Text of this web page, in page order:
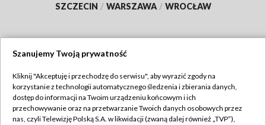
SZCZECIN / WARSZAWA / WROCŁAW
TVP
Abonament TVP
Regulamin TVP
Szanujemy Twoją prywatność
Kliknij "Akceptuję i przechodzę do serwisu", aby wyrazić zgody na
korzystanie z technologii automatycznego śledzenia i zbierania danych,
dostęp do informacji na Twoim urządzeniu końcowym i ich
przechowywanie oraz na przetwarzanie Twoich danych osobowych przez
nas, czyli Telewizję Polską S.A. w likwidacji (zwaną dalej również „TVP”),